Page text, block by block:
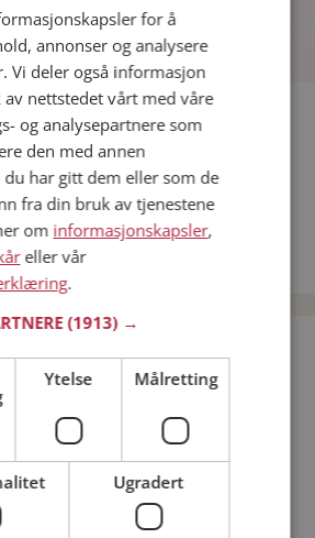
Gjøvik:Linda,Stine, Gerd
gratis!
Mann Kvinne
for å
annonser og analysere
Vi deler også informasjon
nettstedet vårt med våre
og analysepartnere som
den med annen
har gitt dem eller som de
fra din bruk av tjenestene
om informasjonskapsler,
eller vår
.
(1913) →
Ytelse Målretting
Ugradert